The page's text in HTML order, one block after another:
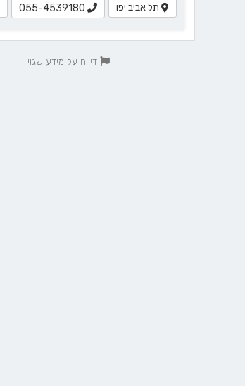
תל אביב יפו 055-4539180
דיווח על מידע שגוי